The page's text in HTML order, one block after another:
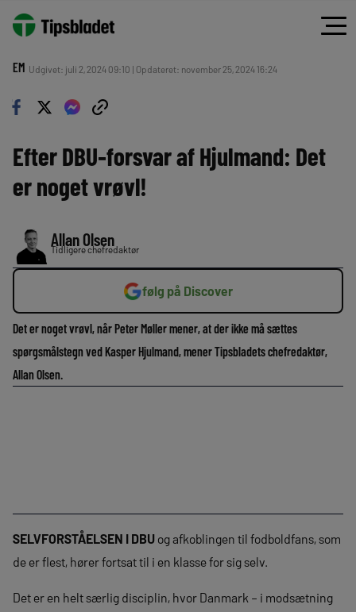
EM Udgivet: juli 2, 2024 09:10 | Opdateret: november 25, 2024 16:24
Efter DBU-forsvar af Hjulmand: Det
er noget vrøvl!
Allan Olsen
Tidligere chefredaktør
følg på Discover
Det er noget vrøvl, når Peter Møller mener, at der ikke må sættes
spørgsmålstegn ved Kasper Hjulmand, mener Tipsbladets chefredaktør,
Allan Olsen.
SELVFORSTÅELSEN I DBU og afkoblingen til fodboldfans, som
de er flest, hører fortsat til i en klasse for sig selv.
Det er en helt særlig disciplin, hvor Danmark – i modsætning